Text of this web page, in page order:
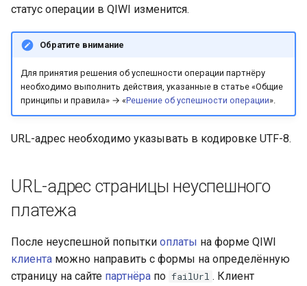
статус операции в QIWI изменится.
Обратите внимание
Для принятия решения об успешности операции партнёру
необходимо выполнить действия, указанные в статье «Общие
принципы и правила» → «Решение об успешности операции».
URL-адрес необходимо указывать в кодировке UTF-8.
URL-адрес страницы неуспешного
платежа
После неуспешной попытки оплаты на форме QIWI
клиента можно направить с формы на определённую
страницу на сайте партнёра по failUrl . Клиент